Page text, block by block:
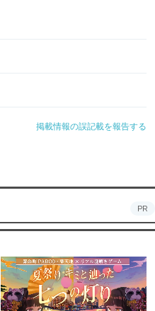
掲載情報の誤記載を報告する
PR